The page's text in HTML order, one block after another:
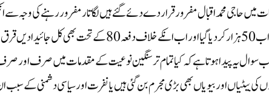
حاجی محمد اقبال مفرور قراردے دئے گئے ہیں لگاتار مفرور رہنے کی وجہ سے
گرفتاری 25 ہزار کا انعام تھا جسکو بڑھا کر بڑھا کر مقامی پولس نے اب 50 ہزار کر دیا گیا اور اب انکے خلاف دفعہ 80 کے تحت بھی کل جائیدادیں قرق
یہ پیدا ہوتا ہے کہ کیا تمام تر سنگین نوعیت کے مقدمات میں صرف اور
کی بیٹیاں اور بيویا ں بھی بڑی مجرم بن گئی ہیں یا نفرت اور سیاسی دشمنی کے سبب